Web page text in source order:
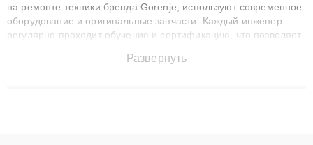
на ремонте техники бренда Gorenje, используют современное
оборудование и оригинальные запчасти. Каждый инженер
регулярно проходит обучение и сертификацию, что позволяет
технику с сохранением гарантии до 3 лет. Наши мастера
Развернуть